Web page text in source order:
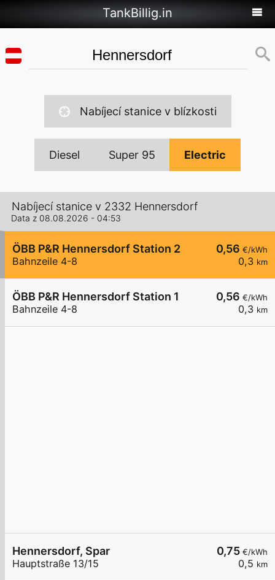
TankBillig.in
Nabíjecí stanice v blízkosti
Diesel Super 95 Electric
Nabíjecí stanice v 2332 Hennersdorf
Data z 08.08.2026 - 04:53
0,56 €/kWh
0,3 km
ÖBB P&R Hennersdorf Station 2
Bahnzeile 4-8
0,56 €/kWh
0,3 km
ÖBB P&R Hennersdorf Station 1
Bahnzeile 4-8
0,75 €/kWh
0,5 km
Hennersdorf, Spar
Hauptstraße 13/15